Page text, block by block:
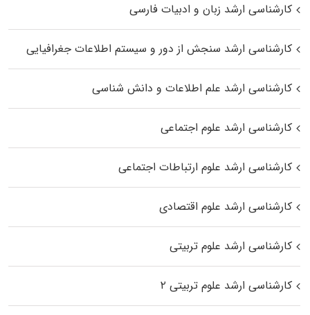
کارشناسی ارشد زبان و ادبیات فارسی
کارشناسی ارشد سنجش از دور و سیستم اطلاعات جغرافیایی
کارشناسی ارشد علم اطلاعات و دانش شناسی
کارشناسی ارشد علوم اجتماعی
کارشناسی ارشد علوم ارتباطات اجتماعی
کارشناسی ارشد علوم اقتصادی
کارشناسی ارشد علوم تربیتی
کارشناسی ارشد علوم تربیتی ۲